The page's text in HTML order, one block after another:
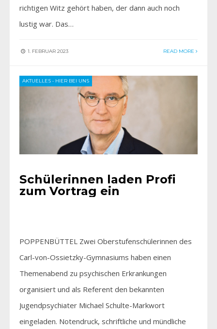
richtigen Witz gehört haben, der dann auch noch
lustig war. Das…
1. FEBRUAR 2023 READ MORE
AKTUELLES • HIER BEI UNS
Schülerinnen laden Profi
zum Vortrag ein
POPPENBÜTTEL Zwei Oberstufenschülerinnen des
Carl-von-Ossietzky-Gymnasiums haben einen
Themenabend zu psychischen Erkrankungen
organisiert und als Referent den bekannten
Jugendpsychiater Michael Schulte-Markwort
eingeladen. Notendruck, schriftliche und mündliche